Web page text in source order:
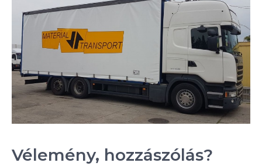
Vélemény, hozzászólás?